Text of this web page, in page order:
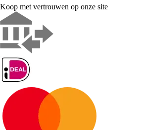
Koop met vertrouwen op onze site